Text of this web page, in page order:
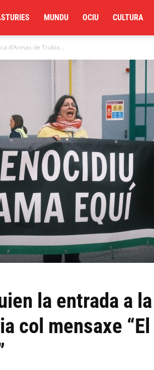
MUNDU OCIU CULTURA
d’Armas de Trubia...
la entrada a la
col mensaxe “El